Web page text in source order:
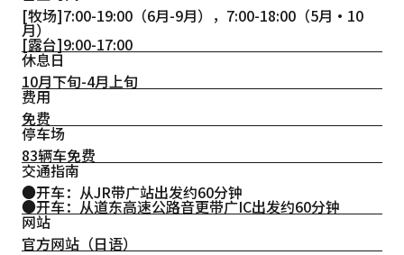
[牧场]7:00-19:00（6月-9月），7:00-18:00（5月・10
月）
[露台]9:00-17:00
休息日
10月下旬-4月上旬
费用
免费
停车场
83辆车免费
交通指南
●开车：从JR带广站出发约60分钟
●开车：从道东高速公路音更带广IC出发约60分钟
网站
官方网站（日语）